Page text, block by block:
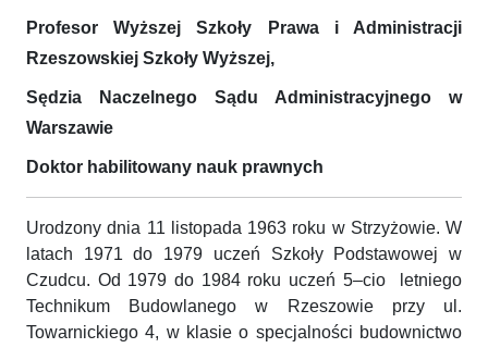
Profesor Wyższej Szkoły Prawa i Administracji
Rzeszowskiej Szkoły Wyższej,
Sędzia Naczelnego Sądu Administracyjnego w
Warszawie
Doktor habilitowany nauk prawnych
Urodzony dnia 11 listopada 1963 roku w Strzyżowie. W
latach 1971 do 1979 uczeń Szkoły Podstawowej w
Czudcu. Od 1979 do 1984 roku uczeń 5–cio letniego
Technikum Budowlanego w Rzeszowie przy ul.
Towarnickiego 4, w klasie o specjalności budownictwo